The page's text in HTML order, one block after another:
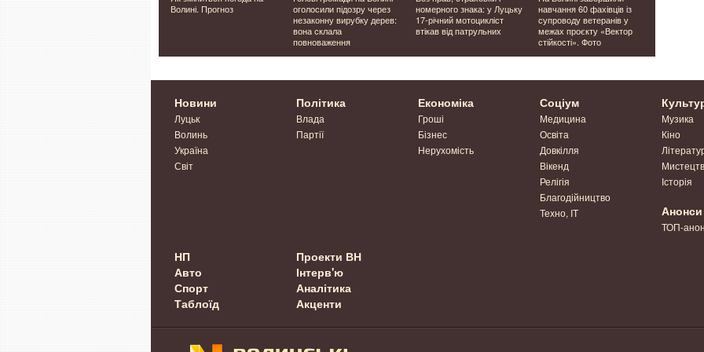
на
захід для експосла
Стефанішиної
Волині. Прогноз
оголосили підозру через
незаконну вирубку дерев:
вона склала
повноваження
номерного знака: у Луцьку
17-річний мотоцикліст
втікав від патрульних
навчання 60 фахівців із
супроводу ветеранів у
межах проєкту «Вектор
стійкості». Фото
Новини
Луцьк
Волинь
Україна
Світ
Політика
Влада
Партії
Економіка
Гроші
Бізнес
Нерухомість
Соціум
Медицина
Освіта
Довкілля
Вікенд
Релігія
Благодійництво
Техно, IT
Музика
Кіно
Історія
Анонси
ТОП-
НП
Авто
Спорт
Таблоїд
Проекти ВН
Інтерв'ю
Аналітика
Акценти